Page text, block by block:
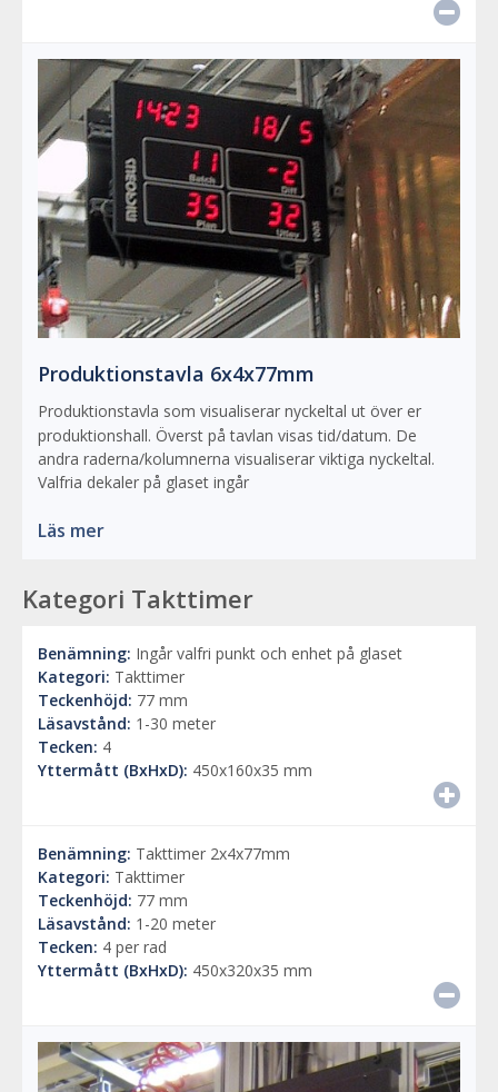
Produktionstavla 6x4x77mm
Produktionstavla som visualiserar nyckeltal ut över er
produktionshall. Överst på tavlan visas tid/datum. De
andra raderna/kolumnerna visualiserar viktiga nyckeltal.
Valfria dekaler på glaset ingår
Läs mer
Kategori Takttimer
Benämning: Ingår valfri punkt och enhet på glaset
Kategori: Takttimer
Teckenhöjd: 77 mm
Läsavstånd: 1-30 meter
Tecken: 4
Yttermått (BxHxD): 450x160x35 mm
Benämning: Takttimer 2x4x77mm
Kategori: Takttimer
Teckenhöjd: 77 mm
Läsavstånd: 1-20 meter
Tecken: 4 per rad
Yttermått (BxHxD): 450x320x35 mm